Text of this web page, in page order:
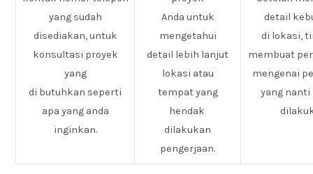
yang sudah
disediakan, untuk
konsultasi proyek
yang
di butuhkan seperti
apa yang anda
inginkan.
Anda untuk
mengetahui
detail lebih lanjut
lokasi atau
tempat yang
hendak
dilakukan
pengerjaan.
detail
di lokasi,
membuat
mengenai
yang nanti